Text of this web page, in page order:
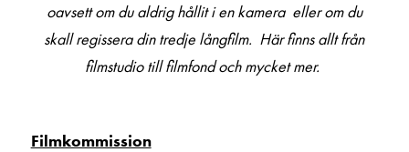
oavsett om du aldrig hållit i en kamera eller om du
skall regissera din tredje långfilm. Här finns allt från
filmstudio till filmfond och mycket mer.
Filmkommission